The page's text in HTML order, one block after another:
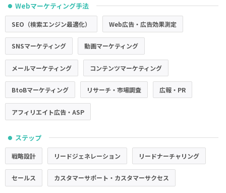
● Webマーケティング手法
SEO（検索エンジン最適化） Web広告・広告効果測定
SNSマーケティング 動画マーケティング
メールマーケティング コンテンツマーケティング
BtoBマーケティング リサーチ・市場調査 広報・PR
アフィリエイト広告・ASP
● ステップ
戦略設計 リードジェネレーション リードナーチャリング
セールス カスタマーサポート・カスタマーサクセス